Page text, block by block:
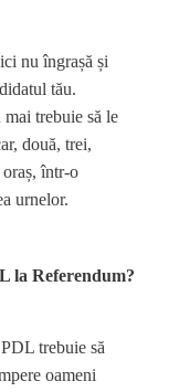
nu îngrașă și
tău.
trebuie să le
două, trei,
într-o
urnelor.
la Referendum?
trebuie să
oameni